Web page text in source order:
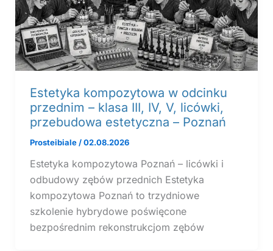
Estetyka kompozytowa w odcinku
przednim – klasa III, IV, V, licówki,
przebudowa estetyczna – Poznań
Prosteibiale /02.08.2026
Estetyka kompozytowa Poznań – licówki i
odbudowy zębów przednich Estetyka
kompozytowa Poznań to trzydniowe
szkolenie hybrydowe poświęcone
bezpośrednim rekonstrukcjom zębów